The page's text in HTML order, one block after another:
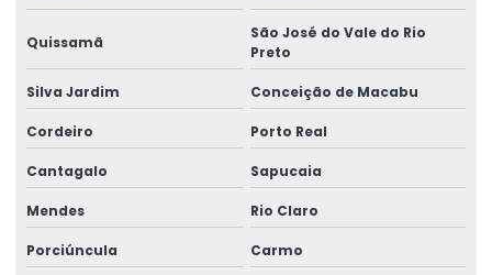
Manutenção corretiva de ponte rolante em sc
Manutenção corretiva em pontes rolantes
Manutenção corretiva em talhas
Manutenção De Pontes Rolantes
Manutenção ponte rolante
Manutenção ponte rolante rio de janeiro
Manutenção ponte rolante santa catarina
Quissamã
São José do Vale do Rio
Preto
Silva Jardim Conceição de Macabu
Cordeiro Porto Real
Cantagalo Sapucaia
Mendes Rio Claro
Porciúncula Carmo